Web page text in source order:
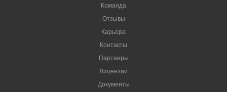
Команда
Отзывы
Карьера
Контакты
Партнеры
Лицензии
Документы